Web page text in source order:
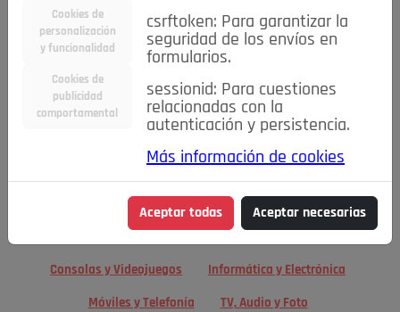
TODAS Deporte Bicicletas Deportes y Ocio
Electrodomésticos
Niños y Bebés Inmobiliaria Construcción y Reformas
Moda Accesorios Ropa Motor
Motor y Accesorios Motos Ocio
Cine, Libros y Música Coleccionismo
Consolas y Videojuegos Informática y Electrónica
Móviles y Telefonía TV, Audio y Foto
Cookies de
personalización
y funcionalidad
Cookies de
publicidad
comportamental
csrftoken: Para garantizar la
seguridad de los envíos en
formularios.
sessionid: Para cuestiones
relacionadas con la
autenticación y persistencia.
Más información de cookies
Aceptar todas Aceptar necesarias